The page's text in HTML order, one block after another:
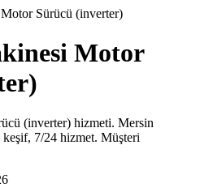
Sürücü (inverter)
Motor
(inverter) hizmeti. Mersin
7/24 hizmet. Müşteri